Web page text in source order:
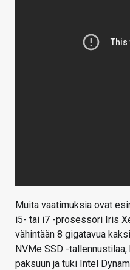
Muita vaatimuksia ovat
i5- tai i7 -prosessori Iris
vähintään 8 gigatavua
NVMe SSD -
paksuun ja tuki Intel